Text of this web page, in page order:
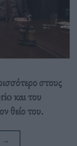
στους
και του
θείο του.
→